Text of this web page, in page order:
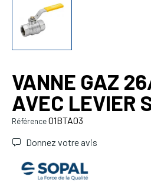
VANNE GAZ
AVEC LEVIER
Référence01BTA03
Donnez votre avis